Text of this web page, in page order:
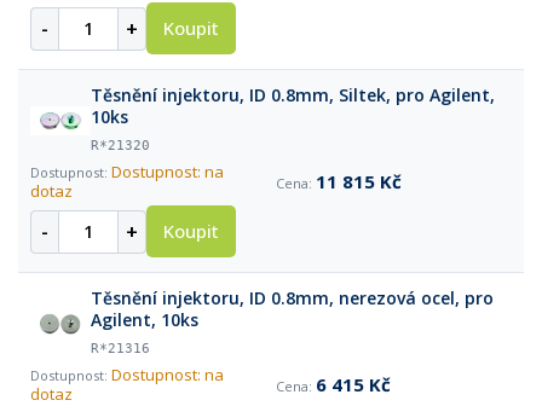
- + Koupit
Těsnění injektoru, ID 0.8mm, Siltek, pro Agilent,
10ks
R*21320
Dostupnost: na
dotaz
11 815 Kč
- + Koupit
Těsnění injektoru, ID 0.8mm, nerezová ocel, pro
Agilent, 10ks
R*21316
Dostupnost: na
dotaz
6 415 Kč